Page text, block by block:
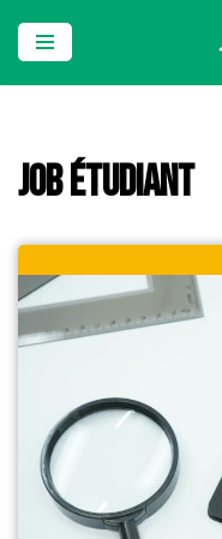
Aller
au
Job Étudiant